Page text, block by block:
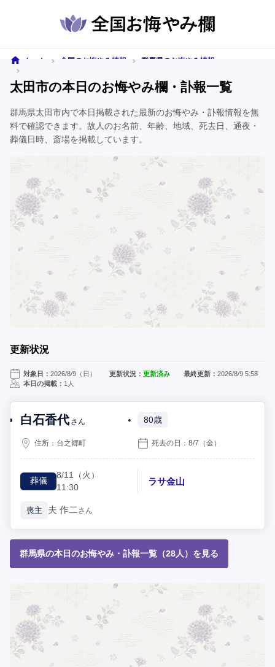
ホーム 全国のお悔やみ情報
群馬県のお悔やみ情報
太田市の本日のお悔やみ欄・訃報一覧
群馬県太田市内で本日掲載された最新のお悔やみ・訃報情報を無
料で確認できます。故人のお名前、年齢、地域、死去日、通夜・
葬儀日時、斎場を掲載しています。
更新状況
対象日： 2026/8/9（日） 更新状況：更新済み 最終更新： 2026/8/9 5:58
本日の掲載： 1人
白石香代 さん 80歳
住所： 台之郷町 死去の日：8/7 （金）
葬儀
8/11 （火）
11:30
ラサ金山
喪主 夫 作二さん
群馬県の本日のお悔やみ・訃報一覧（28人）を見る